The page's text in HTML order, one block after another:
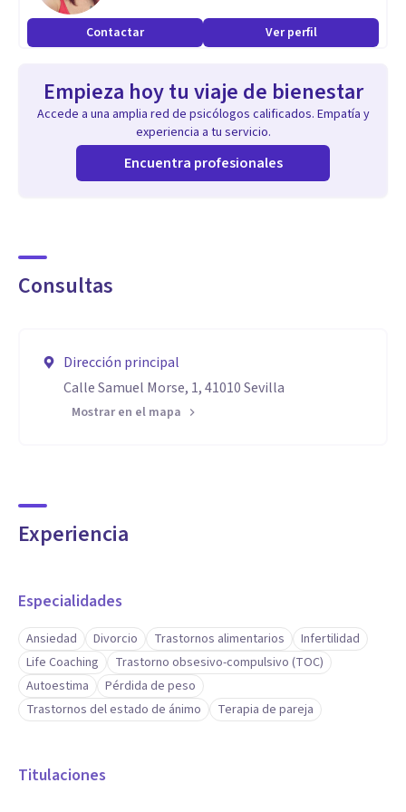
problemas de relación, de ansiedad y animo, la mayoria de
las veces ligados a toc y a bulimia, sobrepeso y obesidad y
Contactar Ver perfil
Empieza hoy tu viaje de bienestar
Accede a una amplia red de psicólogos calificados. Empatía y
experiencia a tu servicio.
Encuentra profesionales
Consultas
Dirección principal
Calle Samuel Morse, 1, 41010 Sevilla
Mostrar en el mapa
Experiencia
Especialidades
Ansiedad Divorcio Trastornos alimentarios
Infertilidad
Life Coaching
Trastorno obsesivo-compulsivo (TOC)
Autoestima
Pérdida de peso
Trastornos del estado de ánimo
Terapia de pareja
Titulaciones